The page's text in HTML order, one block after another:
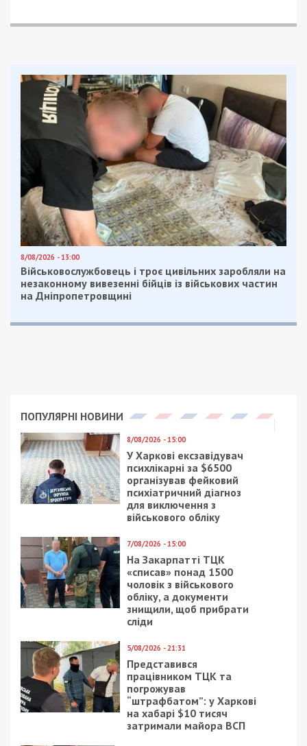
8/08/2026 - 13:00
Військовослужбовець і троє цивільних заробляли на
незаконному вивезенні бійців із військових частин
на Дніпропетровщині
ПОПУЛЯРНІ НОВИНИ
8/08/2026 - 15:00
У Харкові ексзавідувач
психлікарні за $6500
організував фейковий
психіатричний діагноз
для виключення з
військового обліку
7/08/2026 - 15:00
На Закарпатті ТЦК
«списав» понад 1500
чоловік з військового
обліку, а документи
знищили, щоб прибрати
сліди
5/08/2026 - 21:31
Представився
працівником ТЦК та
погрожував
“штрафбатом”: у Харкові
на хабарі $10 тисяч
затримали майора ВСП